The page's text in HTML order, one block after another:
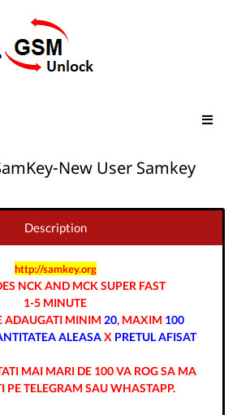
New User Samkey
Description
http://samkey.org
NCK AND MCK SUPER FAST
1-5 MINUTE
ADAUGATI MINIM 20, MAXIM 100
ALEASAX PRETUL AFISAT
MAI MARI DE 100 VA ROG SA MA
PE TELEGRAM SAU WHASTAPP.